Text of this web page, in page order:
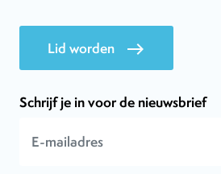
Lid worden east
Schrijf je in voor de nieuwsbrief